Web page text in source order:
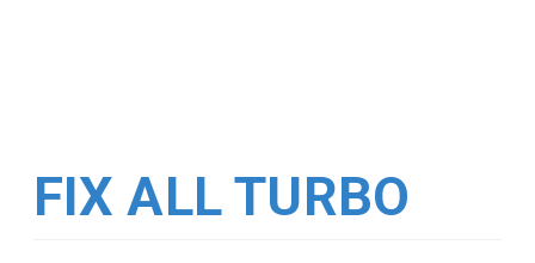
FIX ALL TURBO